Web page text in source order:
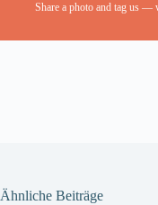
Share a photo and tag us —
Ähnliche Beiträge